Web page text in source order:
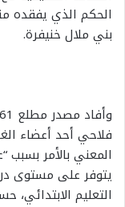
الحكم الذي يفقده
بني ملال خنيفرة.
فلاحي أحد أعضاء
المعني بالأمر
يتوفر على مستوى
التعليم الابتدائي،